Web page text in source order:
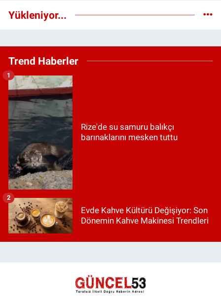
Yükleniyor...
Trend Haberler
Rize'de su samuru balıkçı
barınaklarını mesken tuttu
1
Evde Kahve Kültürü Değişiyor: Son
Dönemin Kahve Makinesi Trendleri
2